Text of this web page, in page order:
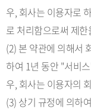
우, 회사는 이용자로
로 처리함으로써 제
(2) 본 약관에 의해서
하여 1년 동안 "서비
우, 회사는 이용자의
(3) 상기 규정에 의하